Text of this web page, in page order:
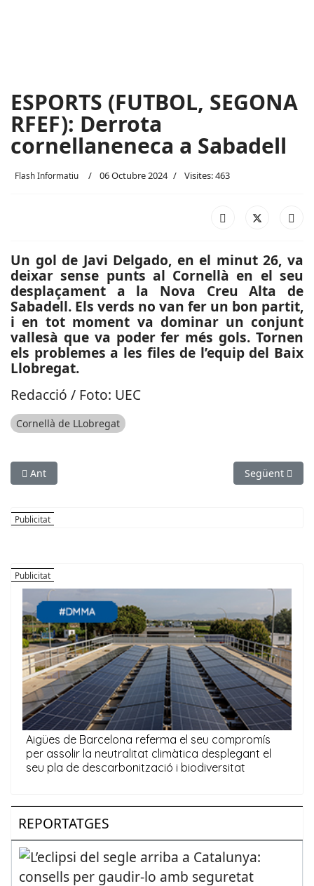
ESPORTS (FUTBOL, SEGONA
RFEF): Derrota
cornellaneneca a Sabadell
Flash Informatiu 06 Octubre 2024 Visites: 463
Un gol de Javi Delgado, en el minut 26, va
deixar sense punts al Cornellà en el seu
desplaçament a la Nova Creu Alta de
Sabadell. Els verds no van fer un bon partit,
i en tot moment va dominar un conjunt
vallesà que va poder fer més gols. Tornen
els problemes a les files de l’equip del Baix
Llobregat.
Redacció / Foto: UEC
Cornellà de LLobregat
Article anterior: ESPORTS (FUTBOL, TERCERA RFEF): Primera
Ant Article
Següent
REPORTATGES